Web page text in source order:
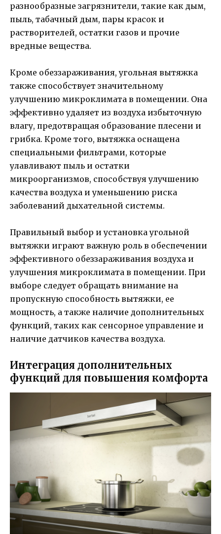
разнообразные загрязнители, такие как дым,
пыль, табачный дым, пары красок и
растворителей, остатки газов и прочие
вредные вещества.
Кроме обеззараживания, угольная вытяжка
также способствует значительному
улучшению микроклимата в помещении. Она
эффективно удаляет из воздуха избыточную
влагу, предотвращая образование плесени и
грибка. Кроме того, вытяжка оснащена
специальными фильтрами, которые
улавливают пыль и остатки
микроорганизмов, способствуя улучшению
качества воздуха и уменьшению риска
заболеваний дыхательной системы.
Правильный выбор и установка угольной
вытяжки играют важную роль в обеспечении
эффективного обеззараживания воздуха и
улучшения микроклимата в помещении. При
выборе следует обращать внимание на
пропускную способность вытяжки, ее
мощность, а также наличие дополнительных
функций, таких как сенсорное управление и
наличие датчиков качества воздуха.
Интеграция дополнительных
функций для повышения комфорта